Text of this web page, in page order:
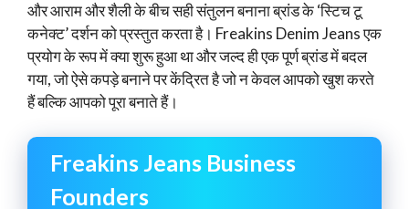
और आराम और शैली के बीच सही संतुलन बनाना ब्रांड के ‘स्टिच टू
कनेक्ट’ दर्शन को प्रस्तुत करता है। Freakins Denim Jeans एक
प्रयोग के रूप में क्या शुरू हुआ था और जल्द ही एक पूर्ण ब्रांड में बदल
गया, जो ऐसे कपड़े बनाने पर केंद्रित है जो न केवल आपको खुश करते
हैं बल्कि आपको पूरा बनाते हैं।
Freakins Jeans Business
Founders